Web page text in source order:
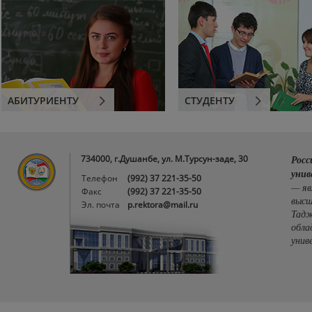
АБИТУРИЕНТУ СТУДЕНТУ
734000, г.Душанбе, ул. М.Турсун-заде, 30
Телефон
(992) 37 221-35-50
Факс
(992) 37 221-35-50
Эл. почта
p.rektora@mail.ru
—